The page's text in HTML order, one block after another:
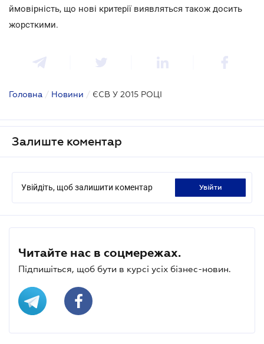
ймовірність, що нові критерії виявляться також досить
жорсткими.
Головна / Новини / ЄСВ У 2015 РОЦІ
Залиште коментар
Увійдіть, щоб залишити коментар увійти
Читайте нас в соцмережах.
Підпишіться, щоб бути в курсі усіх бізнес-новин.